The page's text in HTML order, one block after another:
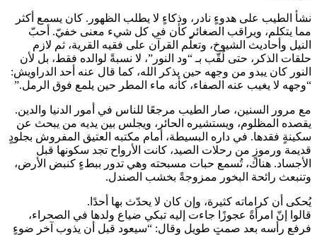
نشأ الطيب على هدوءٍ نادر، وذكاءٍ لا يطلب الظهور. كان يسمع أكثر
مما يتكلم، ويراقب الصغائر كأن في كل شيء معنى خفيّ. أحبّ
النيل وأحاديث الشيوخ، وتعلّم القرآن على فقيه القرية، ثم لازم
حلقات الذكر، حتى لُقّب بـ “ود النور”، لا نسبةً لوالده فقط، بل لأن
النور كان يبدو من وجهه حين يذكر الله، كما قال عنه أحد الدراويش:
“وجهه لا يغيب عنه الصفاء، كأنه ماء المطر حين يلمع فوق الرمل.”
مع مرور السنين، صار الطيب مرجعًا للناس في أمور الدنيا والدين.
يقصده المظلوم، ويستشيره الحائر، ويجلس بين يديه من يبحث عن
سكينةٍ فقدها. في داره البسيطة، أمام مكتبه العتيق المفروش بجلودٍ
قديمة ورموزٍ من رحلات الصيد، كانت الأرواح تجد سكونها قبل
الأجساد. هناك، تُسمع حبات مسبحته وهي تدور ببطءٍ كنبض الأرض،
وتنبعث رائحة البخور ممزوجةً بخشب الصندل.
يُحكى أن كراماته كثيرة، وإن كان لا يحدّث بها أحدًا.
قالوا إنّ امرأةً عجوزًا جاءت إليه تبكي ضياع ولدها في الصحراء،
فرفع رأسه بعد صمتٍ طويل وقال: “سيعود قبل أن يذوب آخر ضوءٍ